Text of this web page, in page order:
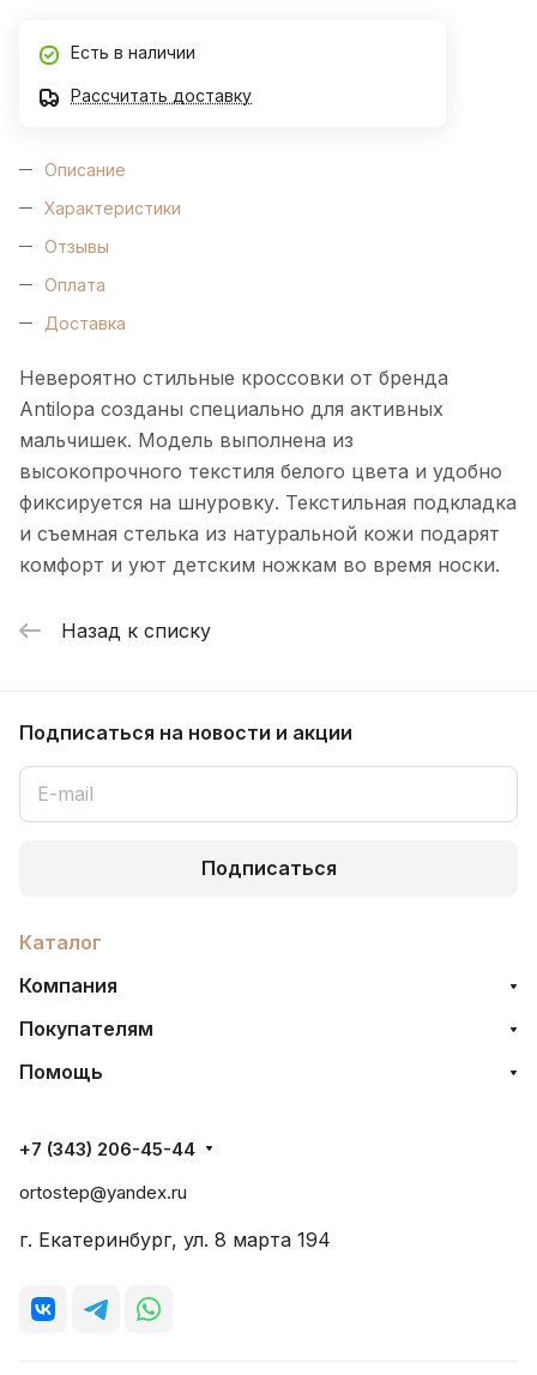
Есть в наличии
Рассчитать доставку
Описание
Характеристики
Отзывы
Оплата
Доставка
Невероятно стильные кроссовки от бренда
Antilopa созданы специально для активных
мальчишек. Модель выполнена из
высокопрочного текстиля белого цвета и удобно
фиксируется на шнуровку. Текстильная подкладка
и съемная стелька из натуральной кожи подарят
комфорт и уют детским ножкам во время носки.
Назад к списку
Подписаться на новости и акции
Подписаться
Каталог
Компания
Покупателям
Помощь
+7 (343) 206-45-44
ortostep@yandex.ru
г. Екатеринбург, ул. 8 марта 194